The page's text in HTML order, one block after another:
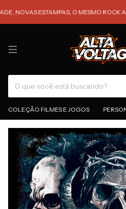
ESTAMPAS, O MESMO ROCK AND
COLEÇÃO FILMES E JOGOS